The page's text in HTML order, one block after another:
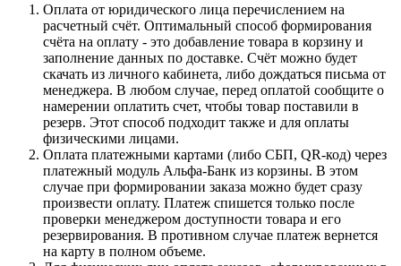
Оплата от юридического лица перечислением на
расчетный счёт. Оптимальный способ формирования
счёта на оплату - это добавление товара в корзину и
заполнение данных по доставке. Счёт можно будет
скачать из личного кабинета, либо дождаться письма от
менеджера. В любом случае, перед оплатой сообщите о
намерении оплатить счет, чтобы товар поставили в
резерв. Этот способ подходит также и для оплаты
физическими лицами.
Оплата платежными картами (либо СБП, QR-код) через
платежный модуль Альфа-Банк из корзины. В этом
случае при формировании заказа можно будет сразу
произвести оплату. Платеж спишется только после
проверки менеджером доступности товара и его
резервирования. В противном случае платеж вернется
на карту в полном объеме.